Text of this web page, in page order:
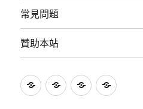
常見問題
贊助本站
115
115
常
贊